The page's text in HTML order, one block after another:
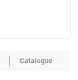
Catalogue